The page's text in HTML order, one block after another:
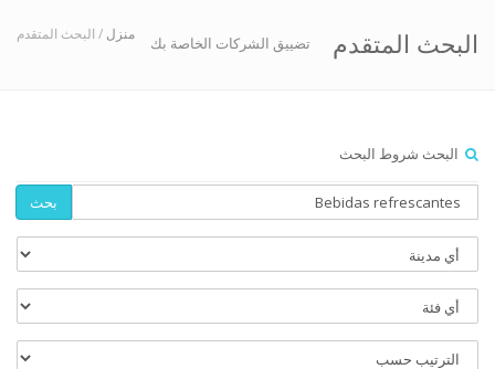
البحث المتقدم تضييق الشركات الخاصة بك منزل / البحث المتقدم
البحث شروط البحث
بحث